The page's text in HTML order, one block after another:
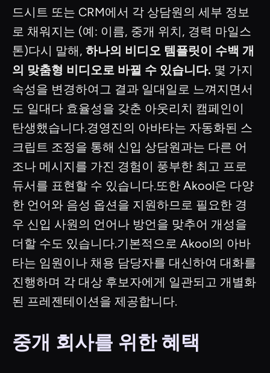
드시트 또는 CRM에서 각 상담원의 세부 정보
로 채워지는 (예: 이름, 중개 위치, 경력 마일스
톤)다시 말해, 하나의 비디오 템플릿이 수백 개
의 맞춤형 비디오로 바뀔 수 있습니다. 몇 가지
속성을 변경하여그 결과 일대일로 느껴지면서
도 일대다 효율성을 갖춘 아웃리치 캠페인이
탄생했습니다.경영진의 아바타는 자동화된 스
크립트 조정을 통해 신입 상담원과는 다른 어
조나 메시지를 가진 경험이 풍부한 최고 프로
듀서를 표현할 수 있습니다.또한 Akool은 다양
한 언어와 음성 옵션을 지원하므로 필요한 경
우 신입 사원의 언어나 방언을 맞추어 개성을
더할 수도 있습니다.기본적으로 Akool의 아바
타는 임원이나 채용 담당자를 대신하여 대화를
진행하며 각 대상 후보자에게 일관되고 개별화
된 프레젠테이션을 제공합니다.
중개 회사를 위한 혜택